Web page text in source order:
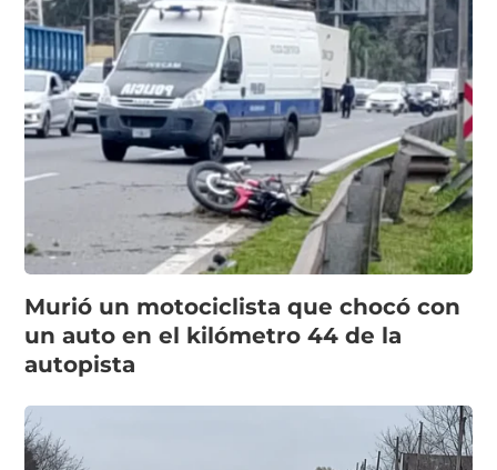
Murió un motociclista que chocó con
un auto en el kilómetro 44 de la
autopista